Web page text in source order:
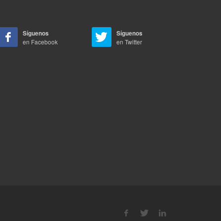
Síguenos
en Facebook
Síguenos
en Twitter